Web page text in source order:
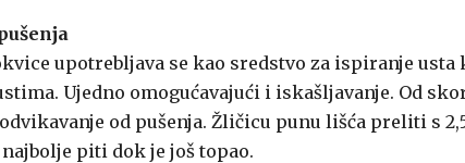
upotrebljava se kao sredstvo za ispiranje
Ujedno omogućavajući i iskašljavanje. Od
od pušenja. Žličicu punu lišća preliti s
najbolje piti dok je još topao.